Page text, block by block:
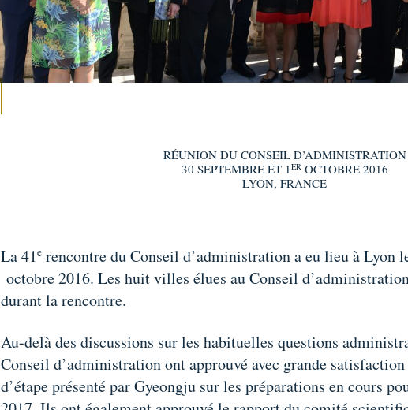
RÉUNION DU CONSEIL D’ADMINISTRATION
30 SEPTEMBRE ET 1 EROCTOBRE 2016
LYON, FRANCE
La 41erencontre du Conseil d’administration a eu lieu à Lyon
octobre 2016. Les huit villes élues au Conseil
durant la rencontre.
Au-delà des discussions sur les habituelles questions
Conseil d’administration ont approuvé avec grande
d’étape présenté par Gyeongju sur les préparations en cours